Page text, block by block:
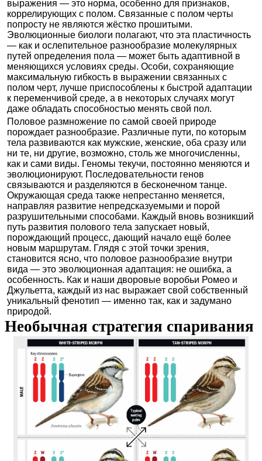
выражения — это норма, особенно для признаков,
коррелирующих с полом. Связанные с полом черты
попросту не являются жёстко прошитыми.
Эволюционные биологи полагают, что эта пластичность
— как и ослепительное разнообразие молекулярных
путей определения пола — может быть адаптивной в
меняющихся условиях среды. Особи, сохраняющие
максимальную гибкость в выражении связанных с
полом черт, лучше приспособлены к быстрой адаптации
к переменчивой среде, а в некоторых случаях могут
даже обладать способностью менять свой пол.
Половое размножение по самой своей природе
порождает разнообразие. Различные пути, по которым
тела развиваются как мужские, женские, оба сразу или
ни те, ни другие, возможно, столь же многочисленны,
как и сами виды. Геномы текучи, постоянно меняются и
эволюционируют. Последовательности генов
связываются и разделяются в бесконечном танце.
Окружающая среда также непрестанно меняется,
направляя развитие непредсказуемыми и порой
разрушительными способами. Каждый вновь возникший
путь развития полового тела запускает новый,
порождающий процесс, дающий начало ещё более
новым маршрутам. Глядя с этой точки зрения,
становится ясно, что половое разнообразие внутри
вида — это эволюционная адаптация: не ошибка, а
особенность. Как и наши дворовые воробьи Ромео и
Джульетта, каждый из нас выражает свой собственный
уникальный фенотип — именно так, как и задумано
природой.
Необычная стратегия спаривания